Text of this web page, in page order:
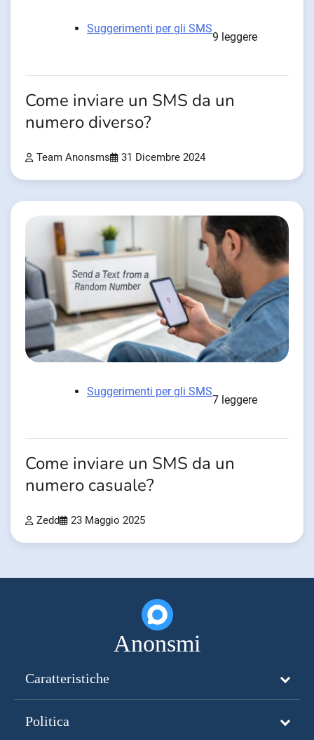
Suggerimenti per gli SMS
9 leggere
Come inviare un SMS da un
numero diverso?
Team Anonsms 31 Dicembre 2024
Suggerimenti per gli SMS
7 leggere
Come inviare un SMS da un
numero casuale?
Zedd 23 Maggio 2025
Anonsmi
Caratteristiche
Politica